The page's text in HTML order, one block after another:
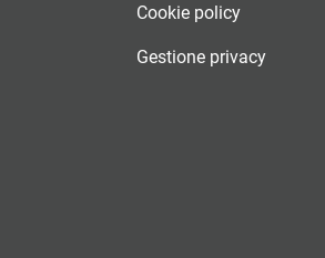
Cookie policy
Gestione privacy